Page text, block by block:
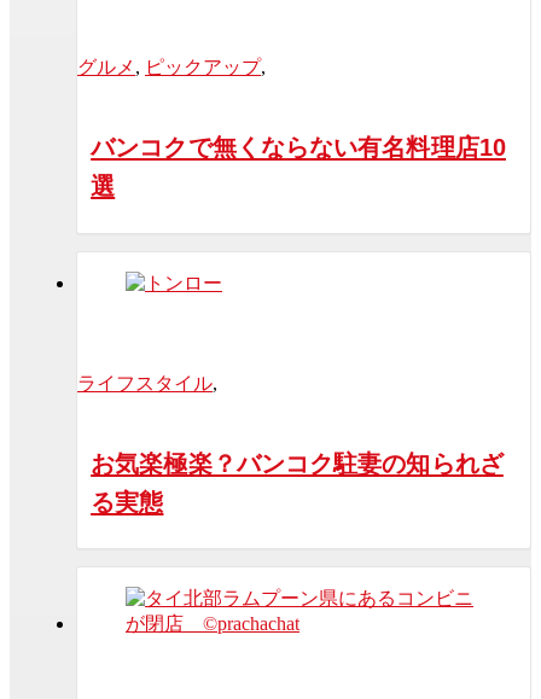
グルメ , ピックアップ,
バンコクで無くならない有名料理店10
選
ライフスタイル,
お気楽極楽？バンコク駐妻の知られざ
る実態